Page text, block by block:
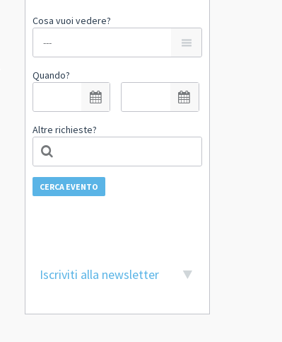
Cosa vuoi vedere?
Quando?
Altre richieste?
CERCA EVENTO
Iscriviti alla newsletter